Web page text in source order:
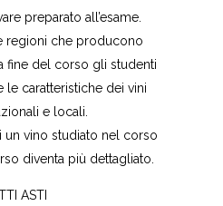
preparato all’esame.
regioni che producono
fine del corso gli studenti
caratteristiche dei vini
e locali.
un vino studiato nel corso
diventa più dettagliato.
ASTI